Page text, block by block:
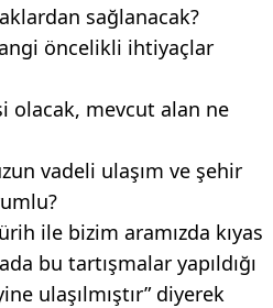
sağlanacak?
öncelikli ihtiyaçlar
olacak, mevcut alan ne
vadeli ulaşım ve şehir
ile bizim aramızda kıyas
bu tartışmalar yapıldığı
ulaşılmıştır” diyerek